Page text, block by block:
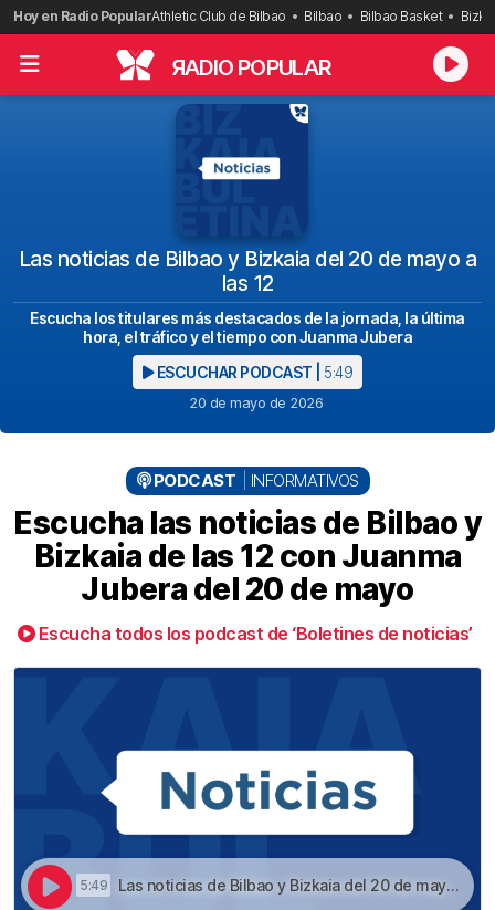
Saltar
al
contenido
Hoy en Radio PopularAthletic Club de Bilbao Bilbao Bilbao Basket
RADIO POPULAR
Las noticias de Bilbao y Bizkaia del 20 de mayo a
las 12
Escucha los titulares más destacados de la jornada, la última
hora, el tráfico y el tiempo con Juanma Jubera
ESCUCHAR PODCAST | 5:49
20 de mayo de 2026
PODCAST INFORMATIVOS
Escucha las noticias de Bilbao y
Bizkaia de las 12 con Juanma
Jubera del 20 de mayo
Escucha todos los podcast de ‘Boletines de noticias’
5:49 Las noticias de Bilbao y Bizkaia del 20 de mayo a las 12 | Escucha las noticias de Bilbao y Bizkaia de las 12 con Juanma Jubera del 20 de mayo